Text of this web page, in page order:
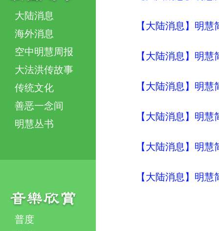
大陆消息
海外消息
空中明慧周报
大法洪传故事
传统文化
善恶一念间
明慧丛书
普度
【大陆消息】明
【大陆消息】明
【大陆消息】明
【大陆消息】明
【大陆消息】明
【大陆消息】明